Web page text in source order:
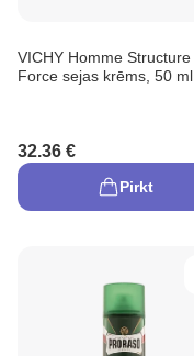
VICHY Homme Structure
Force sejas krēms, 50 ml
32.36 €
Pirkt